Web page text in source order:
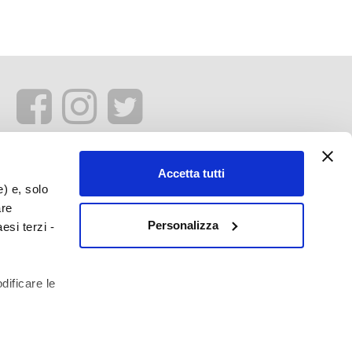
e, solo
terzi -
le
Accetta tutti
Personalizza